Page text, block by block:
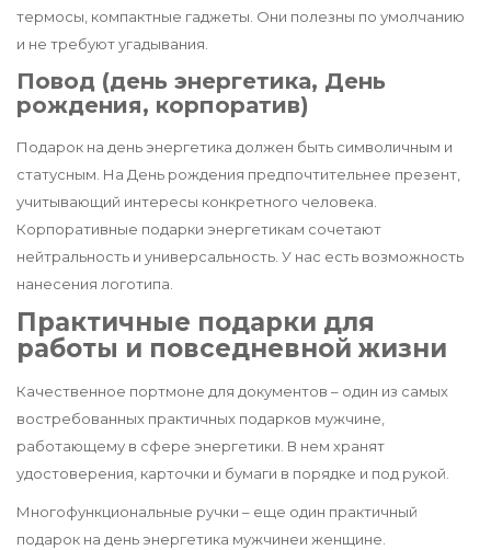
термосы, компактные гаджеты. Они полезны по умолчанию
и не требуют угадывания.
Повод (день энергетика, День
рождения, корпоратив)
Подарок на день энергетика должен быть символичным и
статусным. На День рождения предпочтительнее презент,
учитывающий интересы конкретного человека.
Корпоративные подарки энергетикам сочетают
нейтральность и универсальность. У нас есть возможность
нанесения логотипа.
Практичные подарки для
работы и повседневной жизни
Качественное портмоне для документов – один из самых
востребованных практичных подарков мужчине,
работающему в сфере энергетики. В нем хранят
удостоверения, карточки и бумаги в порядке и под рукой.
Многофункциональные ручки – еще один практичный
подарок на день энергетика мужчинеи женщине.